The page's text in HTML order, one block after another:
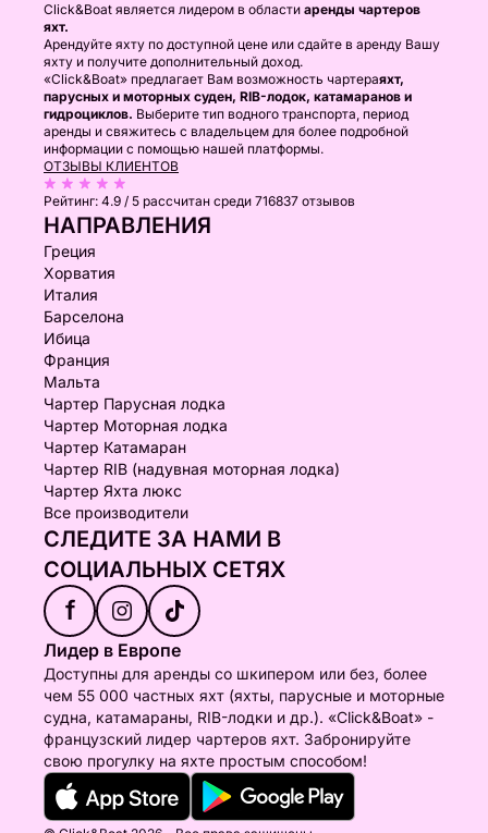
Click&Boat является лидером в области аренды чартеров
яхт.
Арендуйте яхту по доступной цене или сдайте в аренду Вашу
яхту и получите дополнительный доход.
«Click&Boat» предлагает Вам возможность чартераяхт,
парусных и моторных суден, RIB-лодок, катамаранов и
гидроциклов. Выберите тип водного транспорта, период
аренды и свяжитесь с владельцем для более подробной
информации с помощью нашей платформы.
ОТЗЫВЫ КЛИЕНТОВ
Рейтинг: 4.9 / 5 рассчитан среди 716837 отзывов
НАПРАВЛЕНИЯ
Греция
Хорватия
Италия
Барселона
Ибица
Франция
Мальта
Чартер Парусная лодка
Чартер Моторная лодка
Чартер Катамаран
Чартер RIB (надувная моторная лодка)
Чартер Яхта люкс
Все производители
СЛЕДИТЕ ЗА НАМИ В
СОЦИАЛЬНЫХ СЕТЯХ
f
Лидер в Европе
Доступны для аренды со шкипером или без, более
чем 55 000 частных яхт (яхты, парусные и моторные
судна, катамараны, RIB-лодки и др.). «Click&Boat» -
французский лидер чартеров яхт. Забронируйте
свою прогулку на яхте простым способом!